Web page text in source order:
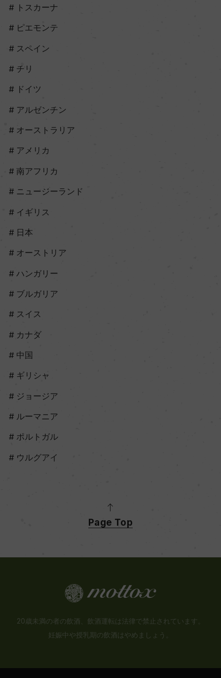
トスカーナ
ピエモンテ
スペイン
チリ
ドイツ
アルゼンチン
オーストラリア
アメリカ
南アフリカ
ニュージーランド
イギリス
日本
オーストリア
ハンガリー
ブルガリア
スイス
カナダ
中国
ギリシャ
ジョージア
ルーマニア
ポルトガル
ウルグアイ
Page Top
20歳未満の者の飲酒、飲酒運転は法律で禁止されています。
妊娠中や授乳期の飲酒はやめましょう。